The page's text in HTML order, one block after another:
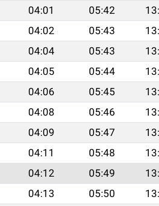
04:01 05:42
04:02 05:43
04:04 05:43
04:05 05:44
04:06 05:45
04:08 05:46
04:09 05:47
04:11 05:48
04:12 05:49
04:13 05:50